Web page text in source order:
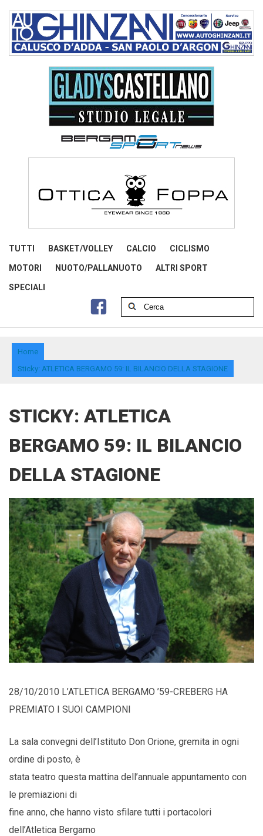
TUTTI BASKET/VOLLEY CALCIO CICLISMO
MOTORI NUOTO/PALLANUOTO ALTRI SPORT
SPECIALI
Home
Sticky: ATLETICA BERGAMO 59: IL BILANCIO DELLA STAGIONE
STICKY: ATLETICA
BERGAMO 59: IL BILANCIO
DELLA STAGIONE
28/10/2010 L’ATLETICA BERGAMO ’59-CREBERG HA
PREMIATO I SUOI CAMPIONI
La sala convegni dell’Istituto Don Orione, gremita in ogni
ordine di posto, è
stata teatro questa mattina dell’annuale appuntamento con
le premiazioni di
fine anno, che hanno visto sfilare tutti i portacolori
dell’Atletica Bergamo